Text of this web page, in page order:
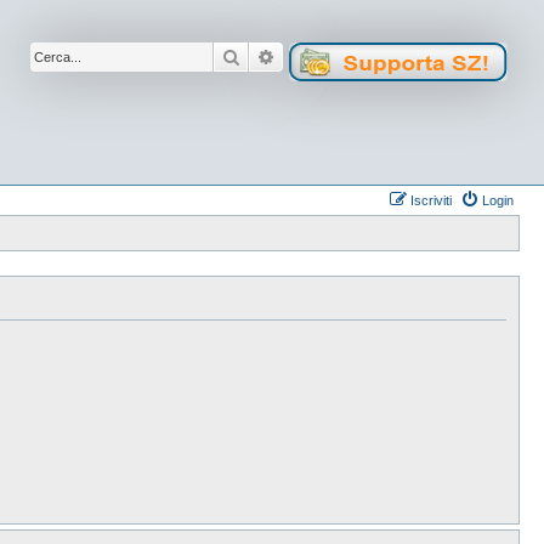
Cerca Ricerca avanzata
Login
Iscriviti